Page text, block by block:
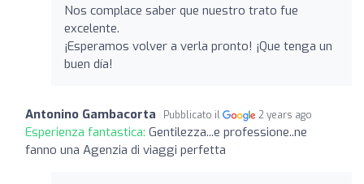
Nos complace saber que nuestro trato fue
excelente.
¡Esperamos volver a verla pronto! ¡Que tenga un
buen día!
Antonino Gambacorta Pubblicato il 2 years ago
Esperienza fantastica: Gentilezza...e professione..ne
fanno una Agenzia di viaggi perfetta